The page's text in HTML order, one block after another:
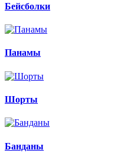
Бейсболки
Панамы
Шорты
Банданы